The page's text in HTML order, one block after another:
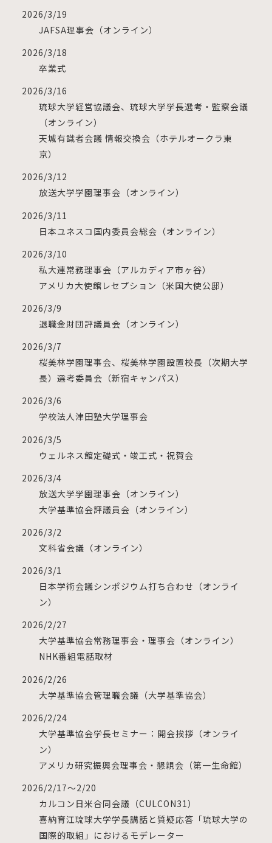
2026/3/19
JAFSA理事会（オンライン）
2026/3/18
卒業式
2026/3/16
琉球大学経営協議会、琉球大学学長選考・監察会議
（オンライン）
天城有識者会議 情報交換会（ホテルオークラ東
京）
2026/3/12
放送大学学園理事会（オンライン）
2026/3/11
日本ユネスコ国内委員会総会（オンライン）
2026/3/10
私大連常務理事会（アルカディア市ヶ谷）
アメリカ大使館レセプション（米国大使公邸）
2026/3/9
退職金財団評議員会（オンライン）
2026/3/7
桜美林学園理事会、桜美林学園設置校長（次期大学
長）選考委員会（新宿キャンパス）
2026/3/6
学校法人津田塾大学理事会
2026/3/5
ウェルネス館定礎式・竣工式・祝賀会
2026/3/4
放送大学学園理事会（オンライン）
大学基準協会評議員会（オンライン）
2026/3/2
⽂科省会議（オンライン）
2026/3/1
日本学術会議シンポジウム打ち合わせ（オンライ
ン）
2026/2/27
大学基準協会常務理事会・理事会（オンライン）
NHK番組電話取材
2026/2/26
大学基準協会管理職会議（大学基準協会）
2026/2/24
大学基準協会学長セミナー：開会挨拶（オンライ
ン）
アメリカ研究振興会理事会・懇親会（第一生命館）
2026/2/17～2/20
カルコン日米合同会議（CULCON31）
喜納育江琉球大学学長講話と質疑応答「琉球大学の
国際的取組」におけるモデレーター